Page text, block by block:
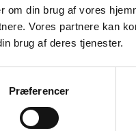
om din brug af vores
Vores partnere kan
brug af deres tjenester.
Præferencer